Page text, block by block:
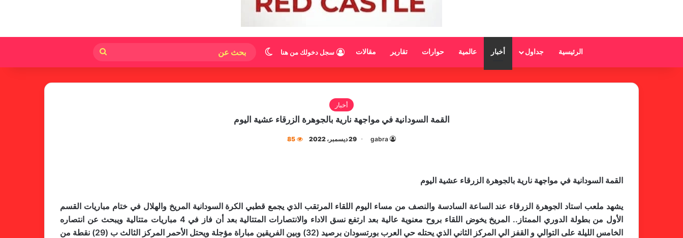
الرئيسية جداول أخبار عالمية حوارات تقارير مقالات سجل دخولك من هنا الوضع المظلم
عن
أخبار
القمة السودانية في مواجهة نارية بالجوهرة الزرقاء عشية اليوم
gabra 29 ديسمبر، 2022 85
القمة السودانية في مواجهة نارية بالجوهرة الزرقاء عشية اليوم
يشهد ملعب استاد الجوهرة الزرقاء عند الساعة السادسة والنصف من مساء اليوم اللقاء المرتقب الذي يجمع قطبي الكرة السودانية المريخ والهلال في ختام مباريات القسم
الأول من بطولة الدوري الممتاز.. المريخ يخوض اللقاء بروح معنوية عالية بعد ارتفع نسق الاداء والانتصارات المتتالية بعد أن فاز في 4 مباريات متتالية ويبحث عن انتصاره
الخامس الليلة على التوالي و القفز الي المركز الثاني الذي يحتله حي العرب بورتسودان برصيد (32) وبين الفريقين مباراة مؤجلة ويحتل الأحمر المركز الثالث ب (29) نقطة من